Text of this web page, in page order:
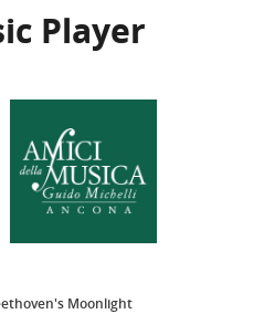
Player
Moonlight